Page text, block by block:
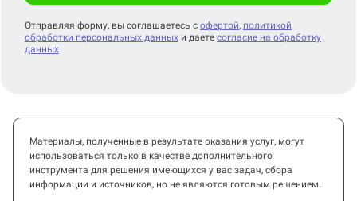
Отправляя форму, вы соглашаетесь с офертой, политикой
обработки персональных данных и даете согласие на обработку
данных
Материалы, полученные в результате оказания услуг, могут
использоваться только в качестве дополнительного
инструмента для решения имеющихся у вас задач, сбора
информации и источников, но не являются готовым решением.